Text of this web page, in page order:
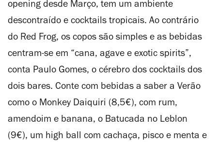
opening desde Março, tem um ambiente
descontraído e cocktails tropicais. Ao contrário
do Red Frog, os copos são simples e as bebidas
centram-se em “cana, agave e exotic spirits”,
conta Paulo Gomes, o cérebro dos cocktails dos
dois bares. Conte com bebidas a saber a Verão
como o Monkey Daiquiri (8,5€), com rum,
amendoim e banana, o Batucada no Leblon
(9€), um high ball com cachaça, pisco e menta e